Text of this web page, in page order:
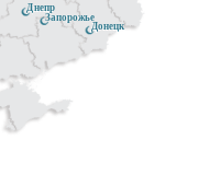
Донецк
Днепр
Запорожье